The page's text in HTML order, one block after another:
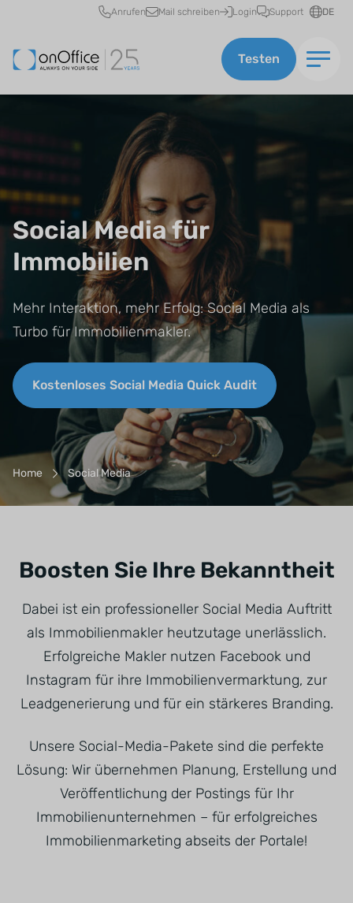
Schnellzugriff
Anrufen Mail schreiben Login Support DE
Testen
Social Media für
Immobilien
Mehr Interaktion, mehr Erfolg: Social Media als
Turbo für Immobilienmakler.
Kostenloses Social Media Quick Audit
Breadcrumb-Navigation
Home Social Media
Boosten Sie Ihre Bekanntheit
Dabei ist ein professioneller Social Media Auftritt
als Immobilienmakler heutzutage unerlässlich.
Erfolgreiche Makler nutzen Facebook und
Instagram für ihre Immobilienvermarktung, zur
Leadgenerierung und für ein stärkeres Branding.
Unsere Social-Media-Pakete sind die perfekte
Lösung: Wir übernehmen Planung, Erstellung und
Ver­öffent­lichung der Postings für Ihr
Immobilienunternehmen – für erfolgreiches
Immobilienmarketing abseits der Portale!